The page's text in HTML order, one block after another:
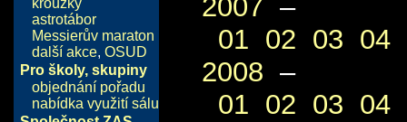
kroužky
astrotábor
Messierův maraton
další akce, OSUD
Pro školy, skupiny
objednání pořadu
nabídka využití sálu
2007 –
01 02 03 04
2008 –
01 02 03 04